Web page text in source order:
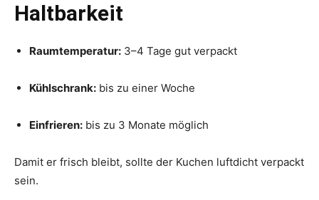
Haltbarkeit
Raumtemperatur: 3–4 Tage gut verpackt
Kühlschrank: bis zu einer Woche
Einfrieren: bis zu 3 Monate möglich
Damit er frisch bleibt, sollte der Kuchen luftdicht verpackt
sein.